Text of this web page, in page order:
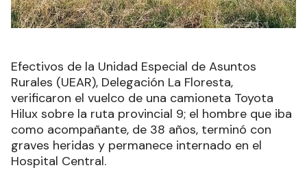
Efectivos de la Unidad Especial de Asuntos
Rurales (UEAR), Delegación La Floresta,
verificaron el vuelco de una camioneta Toyota
Hilux sobre la ruta provincial 9; el hombre que iba
como acompañante, de 38 años, terminó con
graves heridas y permanece internado en el
Hospital Central.